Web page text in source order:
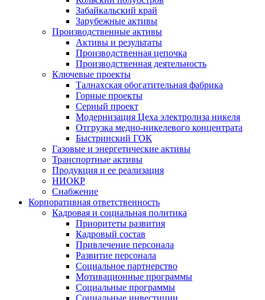
Забайкальский край
Зарубежные активы
Производственные активы
Активы и результаты
Производственная цепочка
Производственная деятельность
Ключевые проекты
Талнахская обогатительная фабрика
Горные проекты
Серный проект
Модернизация Цеха электролиза никеля
Отгрузка медно-никелевого концентрата
Быстринский ГОК
Газовые и энергетические активы
Транспортные активы
Продукция и ее реализация
НИОКР
Снабжение
Корпоративная ответственность
Кадровая и социальная политика
Приоритеты развития
Кадровый состав
Привлечение персонала
Развитие персонала
Социальное партнерство
Мотивационные программы
Социальные программы
Социальные инвестиции